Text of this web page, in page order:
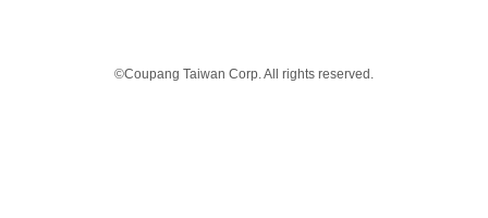
©Coupang Taiwan Corp. All rights reserved.